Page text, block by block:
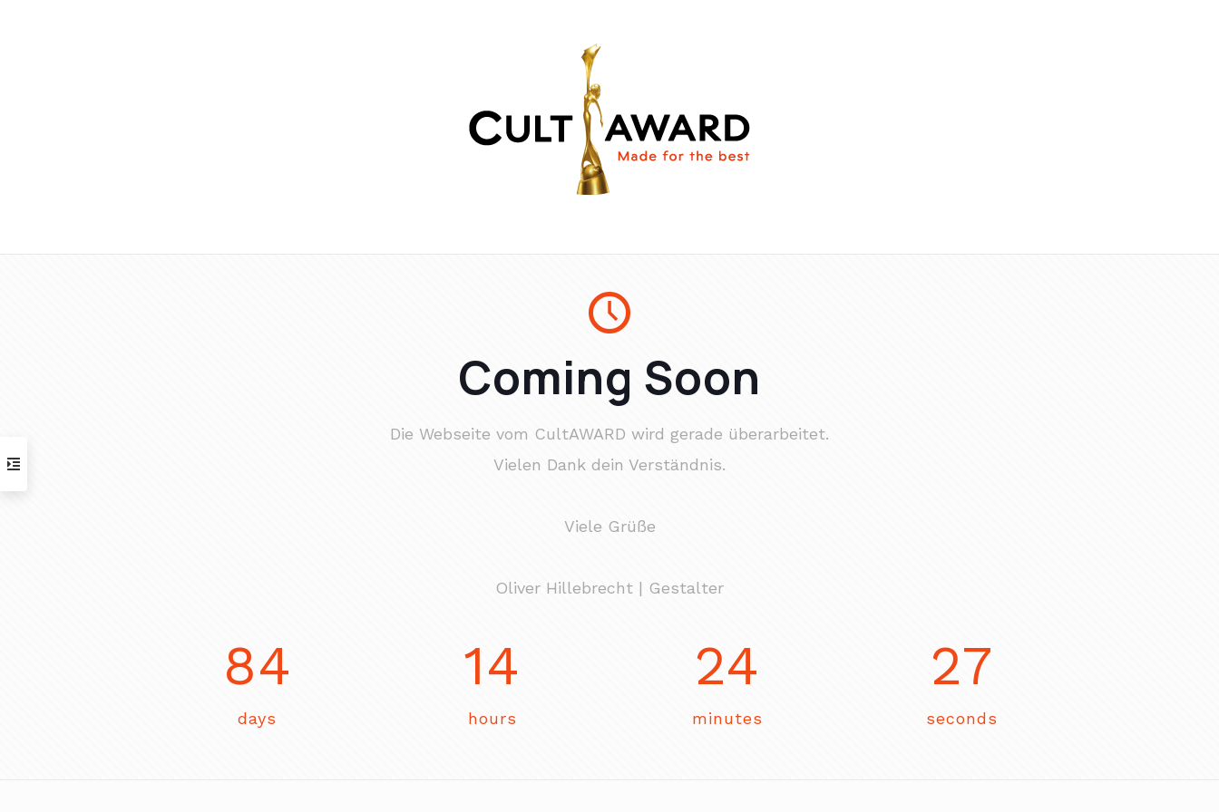
Coming Soon
Die Webseite vom CultAWARD wird gerade überarbeitet.
Vielen Dank dein Verständnis.
Viele Grüße
Oliver Hillebrecht | Gestalter
84
days
14
hours
24
minutes
27
seconds